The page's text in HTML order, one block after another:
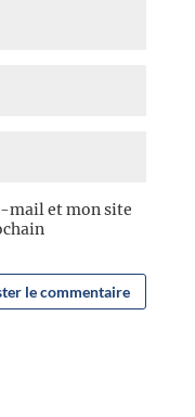
mail et mon site